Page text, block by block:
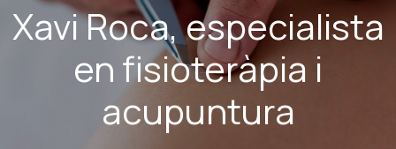
Xavi Roca, especialista
en fisioteràpia i
acupuntura